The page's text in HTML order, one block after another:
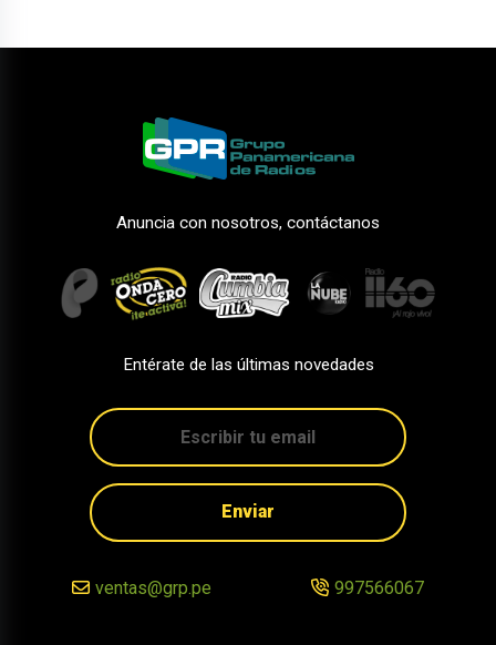
Anuncia con nosotros, contáctanos
Entérate de las últimas novedades
Enviar
ventas@grp.pe 997566067